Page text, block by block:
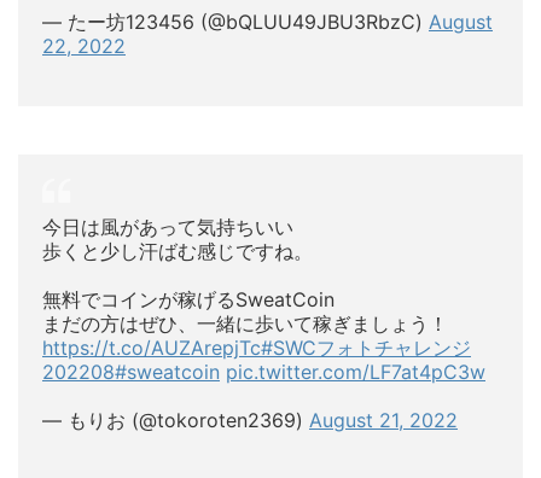
— たー坊123456 (@bQLUU49JBU3RbzC) August
22, 2022
今日は風があって気持ちいい
歩くと少し汗ばむ感じですね。
無料でコインが稼げるSweatCoin
まだの方はぜひ、一緒に歩いて稼ぎましょう！
https://t.co/AUZArepjTc#SWCフォトチャレンジ
202208#sweatcoin pic.twitter.com/LF7at4pC3w
— もりお (@tokoroten2369) August 21, 2022